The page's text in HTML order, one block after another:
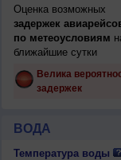
Оценка возможных
задержек
по метеоусловиям
ближайшие сутки
Велика
задержек
ВОДА
Температура воды